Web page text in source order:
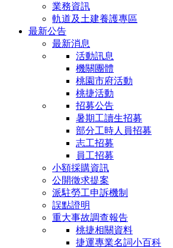
業務資訊
軌道及土建養護專區
最新公告
最新消息
活動訊息
機關團體
桃園市府活動
桃捷活動
招募公告
暑期工讀生招募
部分工時人員招募
志工招募
員工招募
小額採購資訊
公開徵求提案
派駐勞工申訴機制
誤點證明
重大事故調查報告
桃捷相關資料
捷運專業名詞小百科